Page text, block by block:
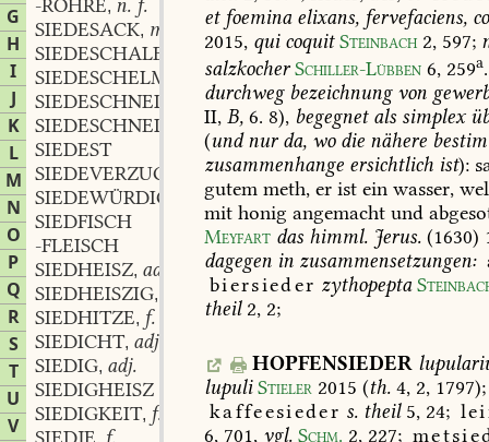
G
H
I
J
K
L
M
N
O
P
Q
R
S
T
U
V
-RÖHRE, n. f.
SIEDESACK, m.
SIEDESCHALE
SIEDESCHELM
SIEDESCHNEIDE
f.
SIEDESCHNEIDER
,m.
SIEDEST
SIEDEVERZUG
SIEDEWÜRDIG
adj.
SIEDFISCH
-FLEISCH
SIEDHEISZ, adj.
SIEDHEISZIG,
SIEDHITZE, f.
SIEDICHT, adj.
SIEDIG, adj.
SIEDIGHEISZ
SIEDIGKEIT, f.
,
etfoeminaelixans, fervefaciens,
2015, quicoquit Steinbach 2, 597;
salzkocher Schiller-Lübben 6, 259a.
durchwegbezeichnungvon
II, B, 6. 8), begegnetals simplex
(undnurda, wodie nähere
zusammenhange ersichtlich ist):
gutem meth, er ist ein wasser,
mit honig angemacht und
Meyfart das himml. Jerus. (1630)
dagegen in zusammensetzungen:
biersieder zythopepta
theil2, 2;
HOPFENSIEDER
lupuli Stieler 2015 (th. 4, 2, 1797);
kaffeesieder s.theil5,24;
6, 701, vgl. Schm. 2, 227;